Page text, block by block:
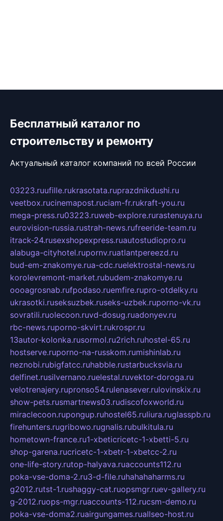
Бесплатный каталог по
строительству и ремонту
Актуальный каталог компаний по всей России
03223.ruufille.rukrasotata.ruprazdnikdushi.ru
veetbox.rucinemapost.ruciam-fr.rukraft-you.ru
mega-press.ru03223.ruweb-explore.rurastenuya.ru
eurovision-russia.rustrah-news.rufreeride-team.ru
itrack-24.rusexshopexpress.ruautostudiopro.ru
alabuga-cityhotel.rupornv.ruatlantpereezd.ru
bud-em-znakomye.rua-cdc.ruelektrostal-news.ru
korolevremont-market.rubudem-znakomye.ru
oooagrosnab.rufpodaso.ruemfire.rupro-otdelky.ru
ukrasotki.ruseksuzbek.ruseks-uzbek.ruporno-vk.ru
sovratili.ruolecoon.ruvd-dosug.ruadonyev.ru
rbc-news.ruporno-skvirt.rukrospr.ru
13autor-kolonka.rusormol.ru2rich.ruhostel-65.ru
hostserve.ruporno-na-russkom.rumishinlab.ru
neznobi.rubigfatcc.ruhabble.rustarbucksvia.ru
delfinet.rusilvernano.ruelestal.ruvektor-doroga.ru
velotrenajery.rupronso54.rulenasever.rulovinskix.ru
show-pets.rusmartnews03.rudiscofoxworld.ru
miraclecoon.rupongup.ruhostel65.ruliura.ruglasspb.ru
firehunters.rugribowo.rugnalis.rubulkitula.ru
hometown-france.ru1-xbeticricetc-1-xbetti-5.ru
shop-garena.rucricetc-1-xbetr-1-xbetcc-2.ru
one-life-story.rutop-halyava.ruaccounts112.ru
poka-vse-doma-2.ru3-d-file.ruhahahaharms.ru
g2012.rutst-1.rushaggy-cat.ruopsmgr.ruev-gallery.ru
g-2012.ruops-mgr.ruaccounts-112.rucsm-demo.ru
poka-vse-doma2.ruairgungames.ruallseo-host.ru